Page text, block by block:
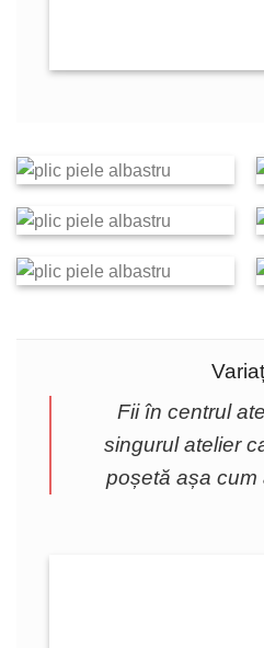
Fii în centrul
singurul atelier
poșetă așa cum